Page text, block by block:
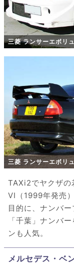
三菱 ランサーエボ
三菱 ランサーエボリ
TAXi2でヤクザの
VI（1999年発売
目的に、ナンバ
「千葉」ナンバ
ンも人気。
メルセデス・ベ